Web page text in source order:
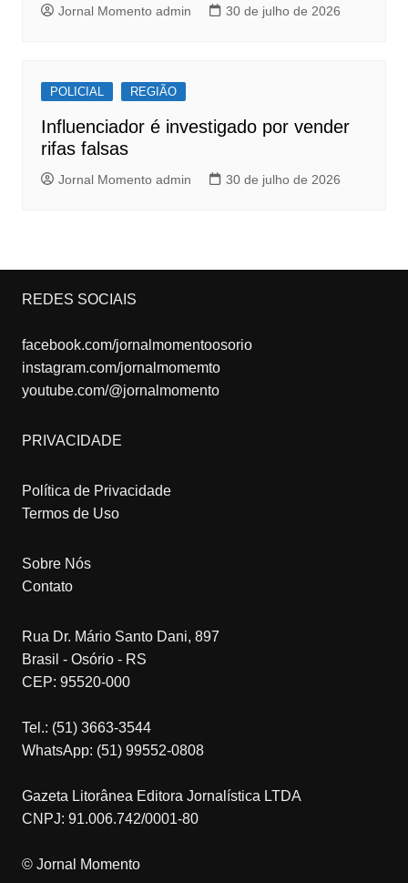
Jornal Momento admin 30 de julho de 2026
POLICIAL REGIÃO
Influenciador é investigado por vender
rifas falsas
Jornal Momento admin 30 de julho de 2026
REDES SOCIAIS
facebook.com/jornalmomentoosorio
instagram.com/jornalmomemto
youtube.com/@jornalmomento
PRIVACIDADE
Política de Privacidade
Termos de Uso
Sobre Nós
Contato
Rua Dr. Mário Santo Dani, 897
Brasil - Osório - RS
CEP: 95520-000
Tel.: (51) 3663-3544
WhatsApp: (51) 99552-0808
Gazeta Litorânea Editora Jornalística LTDA
CNPJ: 91.006.742/0001-80
© Jornal Momento